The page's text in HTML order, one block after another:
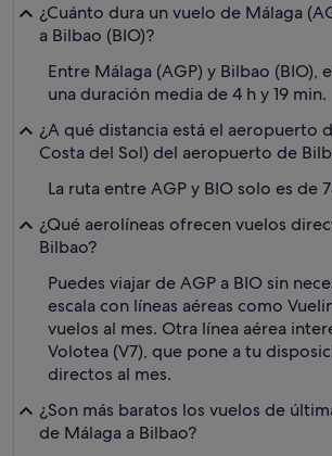
¿Cuánto dura un vuelo de Málaga
a Bilbao (BIO)?
Entre Málaga (AGP) y Bilbao (BIO),
una duración media de 4 h y 19 min.
¿A qué distancia está el aeropuerto
Costa del Sol) del aeropuerto de
La ruta entre AGP y BIO solo es de
¿Qué aerolíneas ofrecen vuelos
Bilbao?
Puedes viajar de AGP a BIO sin
escala con líneas aéreas como
vuelos al mes. Otra línea aérea
Volotea (V7), que pone a tu
directos al mes.
¿Son más baratos los vuelos de
de Málaga a Bilbao?